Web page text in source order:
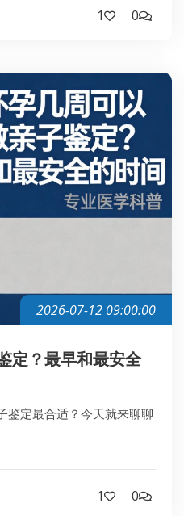
1 0
2026-07-12 09:00:00
定？最早和最安全
鉴定最合适？今天就来聊聊
1 0